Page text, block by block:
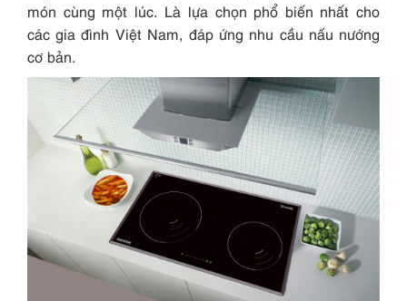
món cùng một lúc. Là lựa chọn phổ biến nhất cho
các gia đình Việt Nam, đáp ứng nhu cầu nấu nướng
cơ bản.